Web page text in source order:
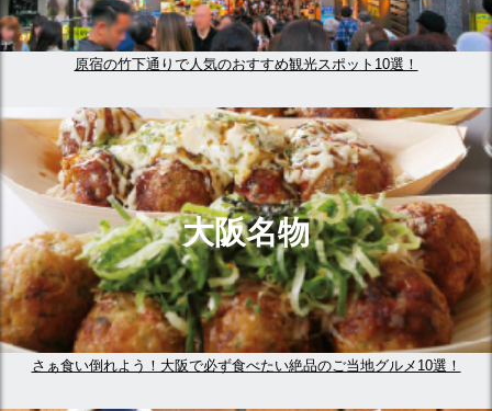
原宿の竹下通りで人気のおすすめ観光スポット10選！
大阪名物
さぁ食い倒れよう！大阪で必ず食べたい絶品のご当地グルメ10選！